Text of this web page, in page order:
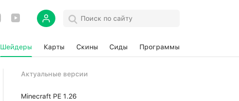
Шейдеры Карты Скины Сиды Программы
Актуальные версии
Minecraft PE 1.26